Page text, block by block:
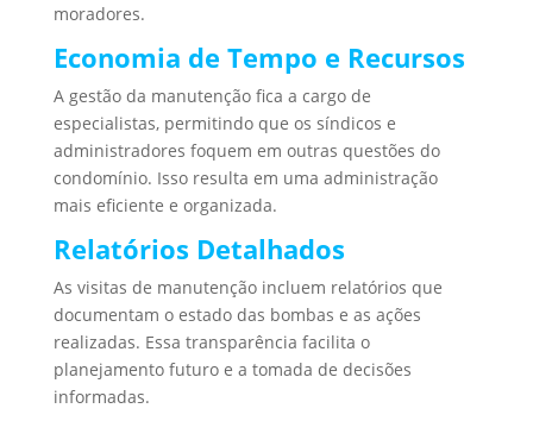
moradores.
Economia de Tempo e Recursos
A gestão da manutenção fica a cargo de
especialistas, permitindo que os síndicos e
administradores foquem em outras questões do
condomínio. Isso resulta em uma administração
mais eficiente e organizada.
Relatórios Detalhados
As visitas de manutenção incluem relatórios que
documentam o estado das bombas e as ações
realizadas. Essa transparência facilita o
planejamento futuro e a tomada de decisões
informadas.